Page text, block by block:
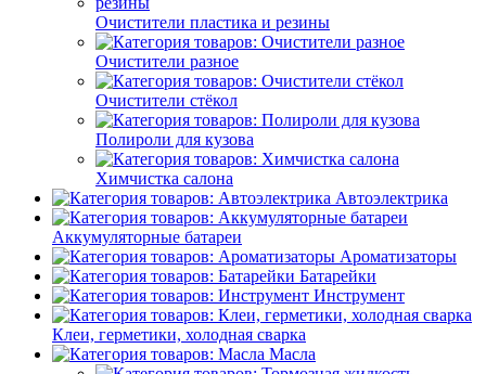
Очистители пластика и резины
Очистители разное
Очистители стёкол
Полироли для кузова
Химчистка салона
Автоэлектрика
Аккумуляторные батареи
Ароматизаторы
Батарейки
Инструмент
Клеи, герметики, холодная сварка
Масла